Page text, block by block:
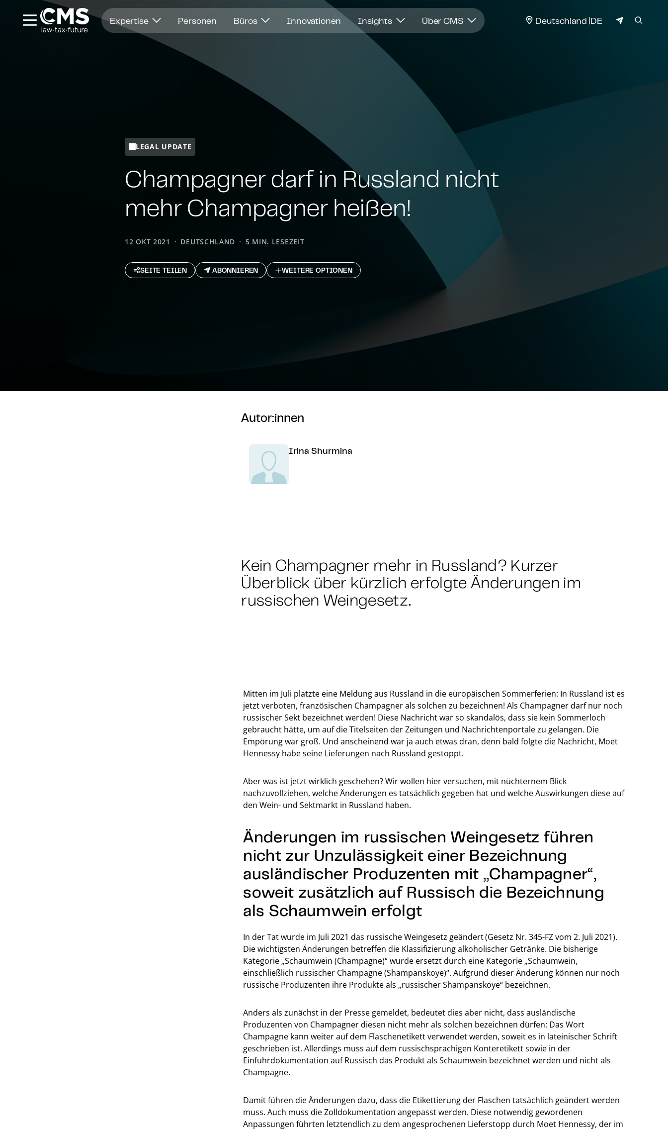
Expertise Personen Büros Innovationen Insights Über CMS JURISDIKTION
Deutschland DE
LEGAL UPDATE
Champagner darf in Russland nicht
mehr Champagner heißen!
12 OKT 2021 DEUTSCHLAND 5 MIN. LESEZEIT
SEITE TEILEN ABONNIEREN WEITERE OPTIONEN
Autor:innen
Irina Shurmina
Kein Champagner mehr in Russland? Kurzer
Überblick über kürzlich erfolgte Änderungen im
russischen Weingesetz.
Mitten im Juli platzte eine Meldung aus Russland in die europäischen Sommerferien: In Russland ist es
jetzt verboten, französischen Champagner als solchen zu bezeichnen! Als Champagner darf nur noch
russischer Sekt bezeichnet werden! Diese Nachricht war so skandalös, dass sie kein Sommerloch
gebraucht hätte, um auf die Titelseiten der Zeitungen und Nachrichtenportale zu gelangen. Die
Empörung war groß. Und anscheinend war ja auch etwas dran, denn bald folgte die Nachricht, Moet
Hennessy habe seine Lieferungen nach Russland gestoppt.
Aber was ist jetzt wirklich geschehen? Wir wollen hier versuchen, mit nüchternem Blick
nachzuvollziehen, welche Änderungen es tatsächlich gegeben hat und welche Auswirkungen diese auf
den Wein- und Sektmarkt in Russland haben.
Änderungen im russischen Weingesetz führen
nicht zur Unzulässigkeit einer Bezeichnung
ausländischer Produzenten mit „Champagner“,
soweit zusätzlich auf Russisch die Bezeichnung
als Schaumwein erfolgt
In der Tat wurde im Juli 2021 das russische Weingesetz geändert(Gesetz Nr. 345-FZ vom 2. Juli 2021).
Die wichtigsten Änderungen betreffen die Klassifizierung alkoholischer Getränke. Die bisherige
Kategorie „Schaumwein (Champagne)“ wurde ersetzt durch eine Kategorie „Schaumwein,
einschließlich russischer Champagne (Shampanskoye)“. Aufgrund dieser Änderung können nur noch
russische Produzenten ihre Produkte als „russischer Shampanskoye“ bezeichnen.
Anders als zunächst in der Presse gemeldet, bedeutet dies aber nicht, dass ausländische
Produzenten von Champagner diesen nicht mehr als solchen bezeichnen dürfen: Das Wort
Champagne kann weiter auf dem Flaschenetikett verwendet werden, soweit es in lateinischer Schrift
geschrieben ist. Allerdings muss auf dem russischsprachigen Konteretikett sowie in der
Einfuhrdokumentation auf Russisch das Produkt als Schaumwein bezeichnet werden und nicht als
Champagne.
Damit führen die Änderungen dazu, dass die Etikettierung der Flaschen tatsächlich geändert werden
muss. Auch muss die Zolldokumentation angepasst werden. Diese notwendig gewordenen
Anpassungen führten letztendlich zu dem angesprochenen Lieferstopp durch Moet Hennessy, der im
Öffnet in einem neuen Fenster